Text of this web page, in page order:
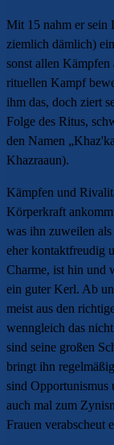
Mit 15 nahm er sein
ziemlich dämlich)
sonst allen Kämpfen
rituellen Kampf
ihm das, doch ziert
Folge des Ritus,
den Namen
Khazraaun).
Kämpfen und
Körperkraft
was ihn zuweilen
eher kontaktfreudig
Charme, ist hin und
ein guter Kerl. Ab
meist aus den
wenngleich das
sind seine großen
bringt ihn
sind Opportunismus
auch mal zum
Frauen verabscheut